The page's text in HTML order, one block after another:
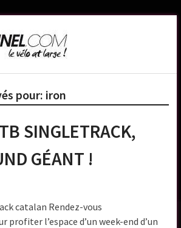
pour: iron
SINGLETRACK,
GÉANT !
catalan Rendez-vous
profiter l’espace d’un week-end d’un